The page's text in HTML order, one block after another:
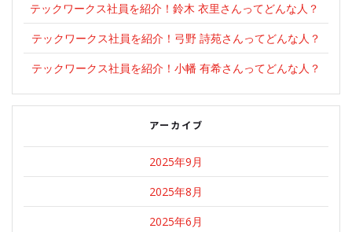
テックワークス社員を紹介！鈴木 衣里さんってどんな人？
テックワークス社員を紹介！弓野 詩苑さんってどんな人？
テックワークス社員を紹介！小幡 有希さんってどんな人？
アーカイブ
2025年9月
2025年8月
2025年6月